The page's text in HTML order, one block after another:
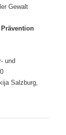
Gewalt
und
Salzburg,